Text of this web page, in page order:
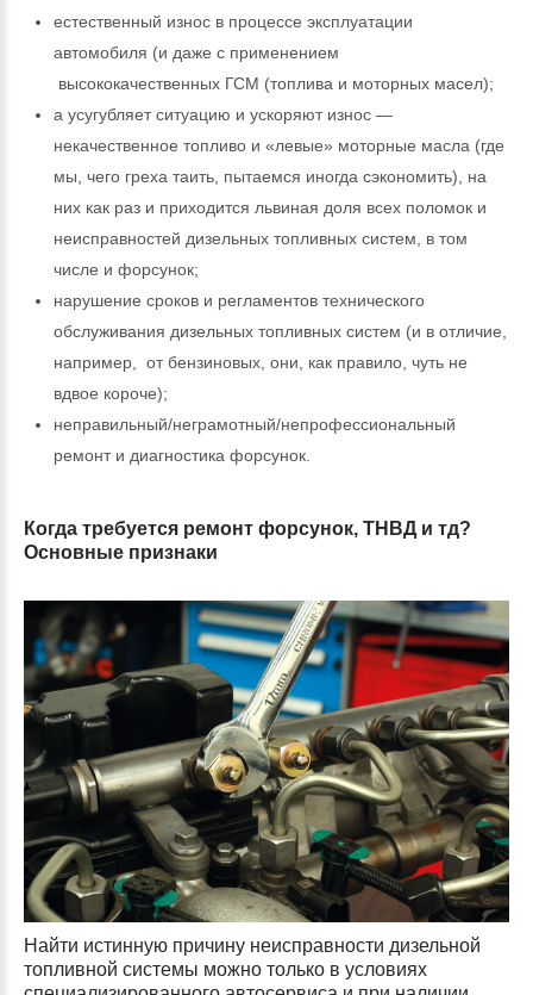
естественный износ в процессе эксплуатации
автомобиля (и даже с применением
высококачественных ГСМ (топлива и моторных масел);
а усугубляет ситуацию и ускоряют износ —
некачественное топливо и «левые» моторные масла (где
мы, чего греха таить, пытаемся иногда сэкономить), на
них как раз и приходится львиная доля всех поломок и
неисправностей дизельных топливных систем, в том
числе и форсунок;
нарушение сроков и регламентов технического
обслуживания дизельных топливных систем (и в отличие,
например, от бензиновых, они, как правило, чуть не
вдвое короче);
неправильный/неграмотный/непрофессиональный
ремонт и диагностика форсунок.
Когда требуется ремонт форсунок, ТНВД и тд?
Основные признаки
Найти истинную причину неисправности дизельной
топливной системы можно только в условиях